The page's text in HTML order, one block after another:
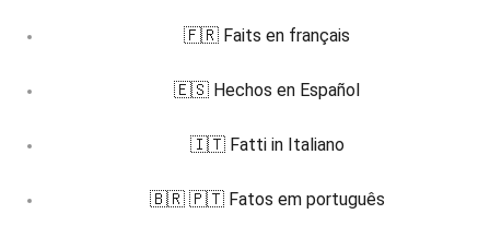
🇫🇷 Faits en français
🇪🇸 Hechos en Español
🇮🇹 Fatti in Italiano
🇧🇷 🇵🇹 Fatos em português